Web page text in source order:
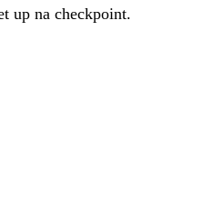
up na checkpoint.